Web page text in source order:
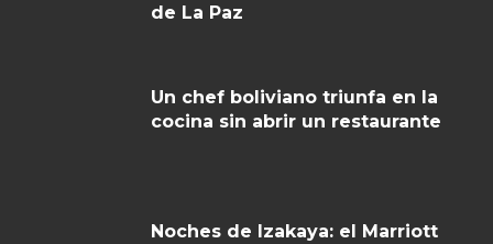
de La Paz
Un chef boliviano triunfa en la
cocina sin abrir un restaurante
Noches de Izakaya: el Marriott